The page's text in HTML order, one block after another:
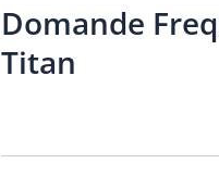
Domande
Titan